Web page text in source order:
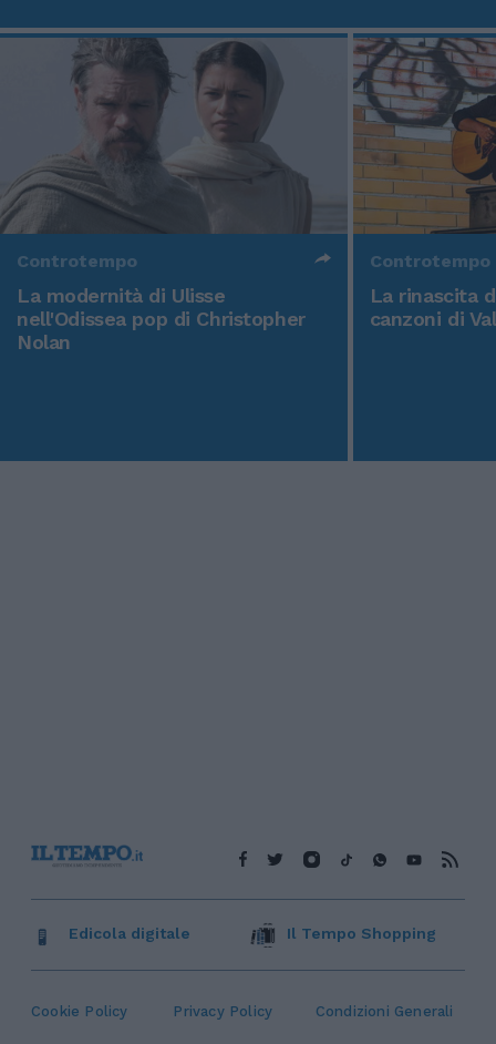
Controtempo
La modernità di Ulisse
nell'Odissea pop di Christopher
Nolan
Controtempo
La rinascita
canzoni di
Cookie Policy Privacy Policy Condizioni Generali
Edicola digitale Il Tempo Shopping